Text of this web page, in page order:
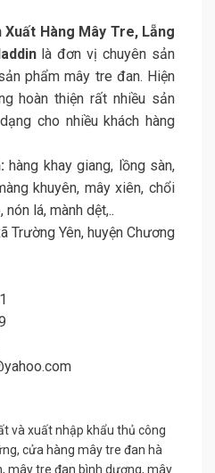
Xuất Hàng Mây Tre, Lẵng
là đơn vị chuyên sản
phẩm mây tre đan. Hiện
hoàn thiện rất nhiều sản
cho nhiều khách hàng
hàng khay giang, lồng sàn,
khuyên, mây xiên, chổi
lá, mành dệt,..
Trường Yên, huyện Chương
và xuất nhập khẩu thủ công
, cửa hàng mây tre đan hà
, mây tre đan bình dương, mây